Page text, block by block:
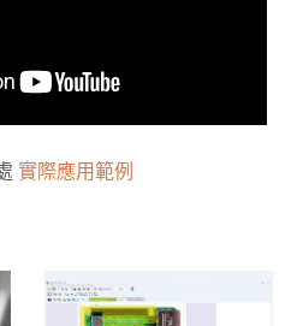
實際應用範例